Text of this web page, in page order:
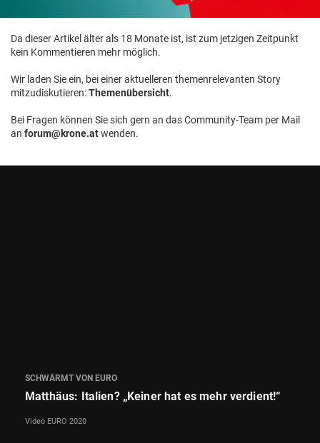
Da dieser Artikel älter als 18 Monate ist, ist zum jetzigen Zeitpunkt
kein Kommentieren mehr möglich.
Wir laden Sie ein, bei einer aktuelleren themenrelevanten Story
mitzudiskutieren:Themenübersicht.
Bei Fragen können Sie sich gern an das Community-Team per Mail
an forum@krone.atwenden.
SCHWÄRMT VON EURO
Matthäus: Italien? „Keiner hat es mehr verdient!“
Video EURO 2020